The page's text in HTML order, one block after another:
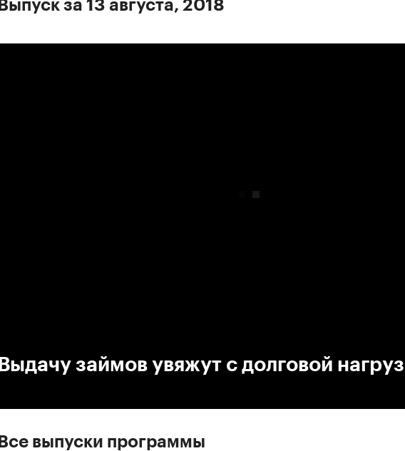
Выпуск за 13 августа, 2018
Выдачу займов увяжут с долговой
Все выпуски программы